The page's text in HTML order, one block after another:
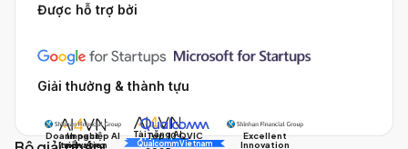
Được hỗ trợ bởi
Giải thưởng & thành tựu
Doanh nghiệp AI
triển vọng
Tài năng AI
AI Awards
Excellent
Innovation
Impact
Innovation
Top 10 QVIC
Qualcomm Vietnam